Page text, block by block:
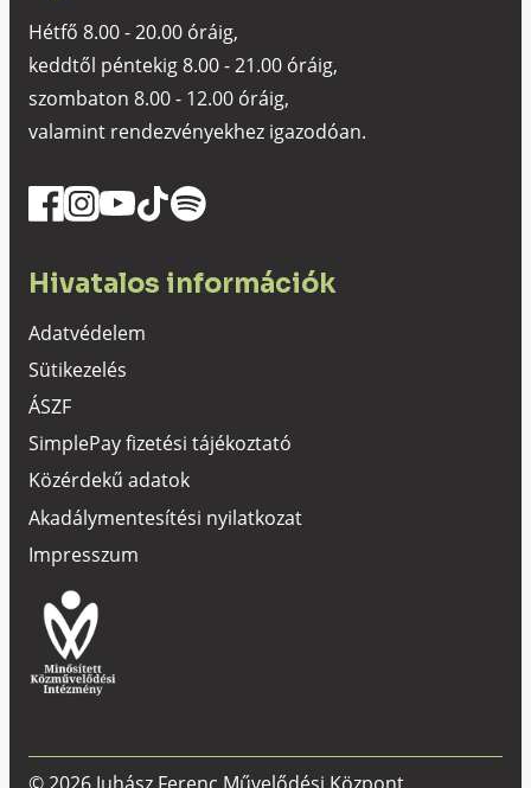
Hétfő 8.00 - 20.00 óráig,
keddtől péntekig 8.00 - 21.00 óráig,
szombaton 8.00 - 12.00 óráig,
valamint rendezvényekhez igazodóan.
Hivatalos információk
Adatvédelem
Sütikezelés
ÁSZF
SimplePay fizetési tájékoztató
Közérdekű adatok
Akadálymentesítési nyilatkozat
Impresszum